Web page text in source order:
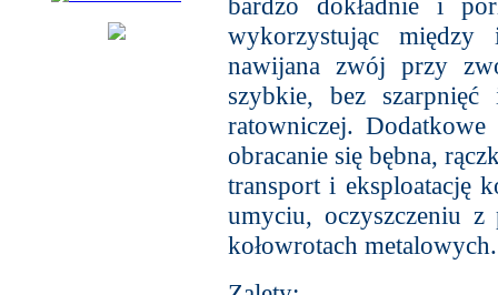
wykorzystując
nawijana zwój przy
szybkie, bez
ratowniczej.
obracanie się bębna,
transport i eksploatację
umyciu, oczyszczeniu
kołowrotach metalowych.